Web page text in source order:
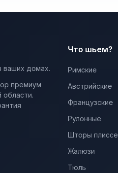
ваших домах.
премиум
области.
Что шьем?
Римские
Австрийские
Французские
Рулонные
Шторы плиссе
Жалюзи
Тюль